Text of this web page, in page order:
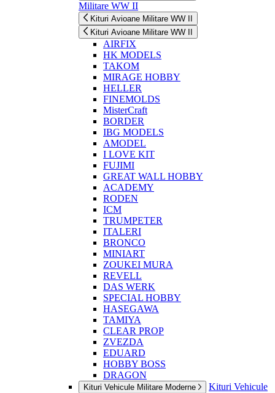
Militare WW II
Kituri Avioane Militare WW II
Kituri Avioane Militare WW II
AIRFIX
HK MODELS
TAKOM
MIRAGE HOBBY
HELLER
FINEMOLDS
MisterCraft
BORDER
IBG MODELS
AMODEL
I LOVE KIT
FUJIMI
GREAT WALL HOBBY
ACADEMY
RODEN
ICM
TRUMPETER
ITALERI
BRONCO
MINIART
ZOUKEI MURA
REVELL
DAS WERK
SPECIAL HOBBY
HASEGAWA
TAMIYA
CLEAR PROP
ZVEZDA
EDUARD
HOBBY BOSS
DRAGON
Kituri Vehicule Militare Moderne
Kituri Vehicule